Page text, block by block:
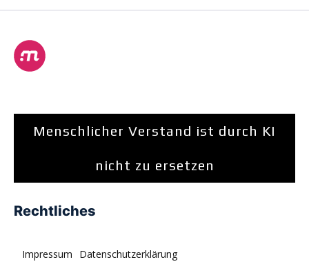
Menschlicher Verstand ist durch KI
nicht zu ersetzen
Rechtliches
Impressum Datenschutzerklärung